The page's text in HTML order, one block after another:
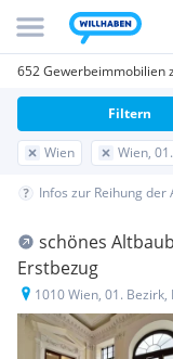
652 Gewerbeimmobilien
Wien Wien,
Filtern
Infos zur Reihung der
schönes
Erstbezug
1010 Wien, 01.